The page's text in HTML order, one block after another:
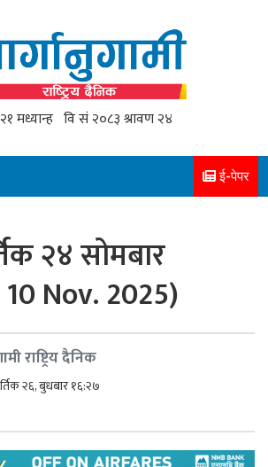
ई-पेपर
२४ सोमबार
Nov. 2025)
राष्ट्रिय दैनिक
२६, बुधबार १६:२७